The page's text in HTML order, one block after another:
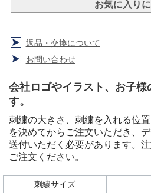
返品・交換について
お問い合わせ
会社ロゴやイラスト、お子様
す。
刺繍の大きさ、刺繍を入れる位
を決めてからご注文いただき、
送付いただく必要があります。
ご注文ください。
刺繍サイズ